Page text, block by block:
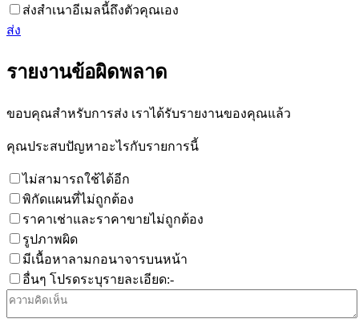
ส่งสำเนาอีเมลนี้ถึงตัวคุณเอง
ส่ง
รายงานข้อผิดพลาด
ขอบคุณสำหรับการส่ง เราได้รับรายงานของคุณแล้ว
คุณประสบปัญหาอะไรกับรายการนี้
ไม่สามารถใช้ได้อีก
พิกัดแผนที่ไม่ถูกต้อง
ราคาเช่าและราคาขายไม่ถูกต้อง
รูปภาพผิด
มีเนื้อหาลามกอนาจารบนหน้า
อื่นๆ โปรดระบุรายละเอียด:-